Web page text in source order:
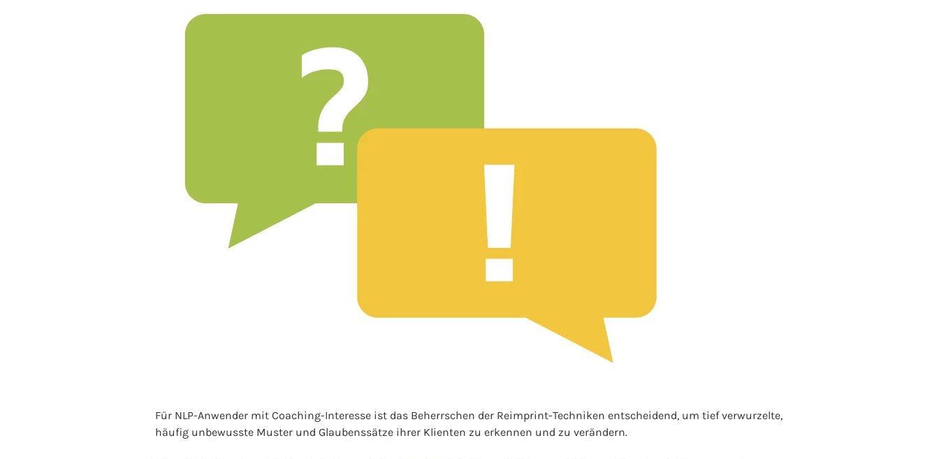
Für NLP-Anwender mit Coaching-Interesse ist das Beherrschen der Reimprint-Techniken entscheidend, um tief verwurzelte,
häufig unbewusste Muster und Glaubenssätze ihrer Klienten zu erkennen und zu verändern.